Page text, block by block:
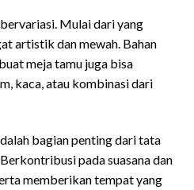
Mulai dari yang
artistik dan mewah. Bahan
meja tamu juga bisa
kaca, atau kombinasi dari
bagian penting dari tata
pada suasana dan
memberikan tempat yang